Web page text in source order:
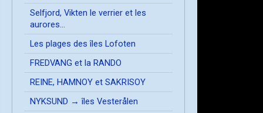
Selfjord, Vikten le verrier et les
aurores...
Les plages des îles Lofoten
FREDVANG et la RANDO
REINE, HAMNOY et SAKRISOY
NYKSUND → îles Vesterålen